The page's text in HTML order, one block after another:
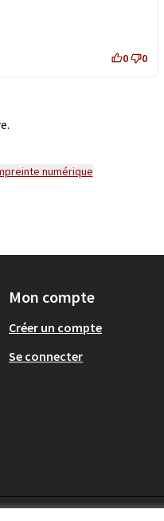
0 0
numérique
Mon compte
Créer un compte
Se connecter